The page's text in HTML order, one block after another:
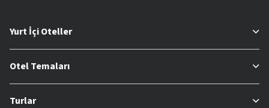
Yurt İçi Oteller
Otel Temaları
Turlar